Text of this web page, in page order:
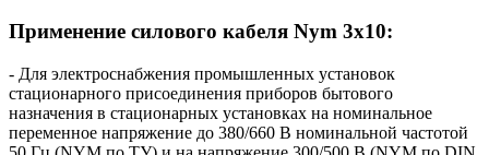
Применение силового кабеля Nym 3x10:
- Для электроснабжения промышленных установок
стационарного присоединения приборов бытового
назначения в стационарных установках на номинальное
переменное напряжение до 380/660 В номинальной частотой